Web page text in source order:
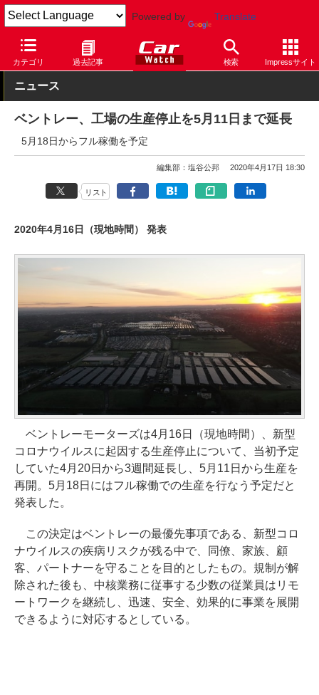
Powered by Translate
カテゴリ 過去記事 検索 Impressサイト
Car Watch 自動車 ベントレー その他
ニュース
ベントレー、工場の生産停止を5月11日まで延長
5月18日からフル稼働を予定
編集部：塩谷公邦 2020年4月17日 18:30
リスト
2020年4月16日（現地時間） 発表
ベントレーモーターズは4月16日（現地時間）、新型
コロナウイルスに起因する生産停止について、当初予定
していた4月20日から3週間延長し、5月11日から生産を
再開。5月18日にはフル稼働での生産を行なう予定だと
発表した。
この決定はベントレーの最優先事項である、新型コロ
ナウイルスの疾病リスクが残る中で、同僚、家族、顧
客、パートナーを守ることを目的としたもの。規制が解
除された後も、中核業務に従事する少数の従業員はリモ
ートワークを継続し、迅速、安全、効果的に事業を展開
できるように対応するとしている。